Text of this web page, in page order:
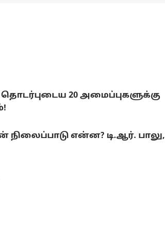
20 அமைப்புகளுக்கு
என்ன? டி.ஆர். பாலு,